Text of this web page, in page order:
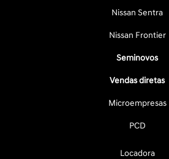
Nissan Sentra
Nissan Frontier
Seminovos
Vendas diretas
Microempresas
PCD
Locadora